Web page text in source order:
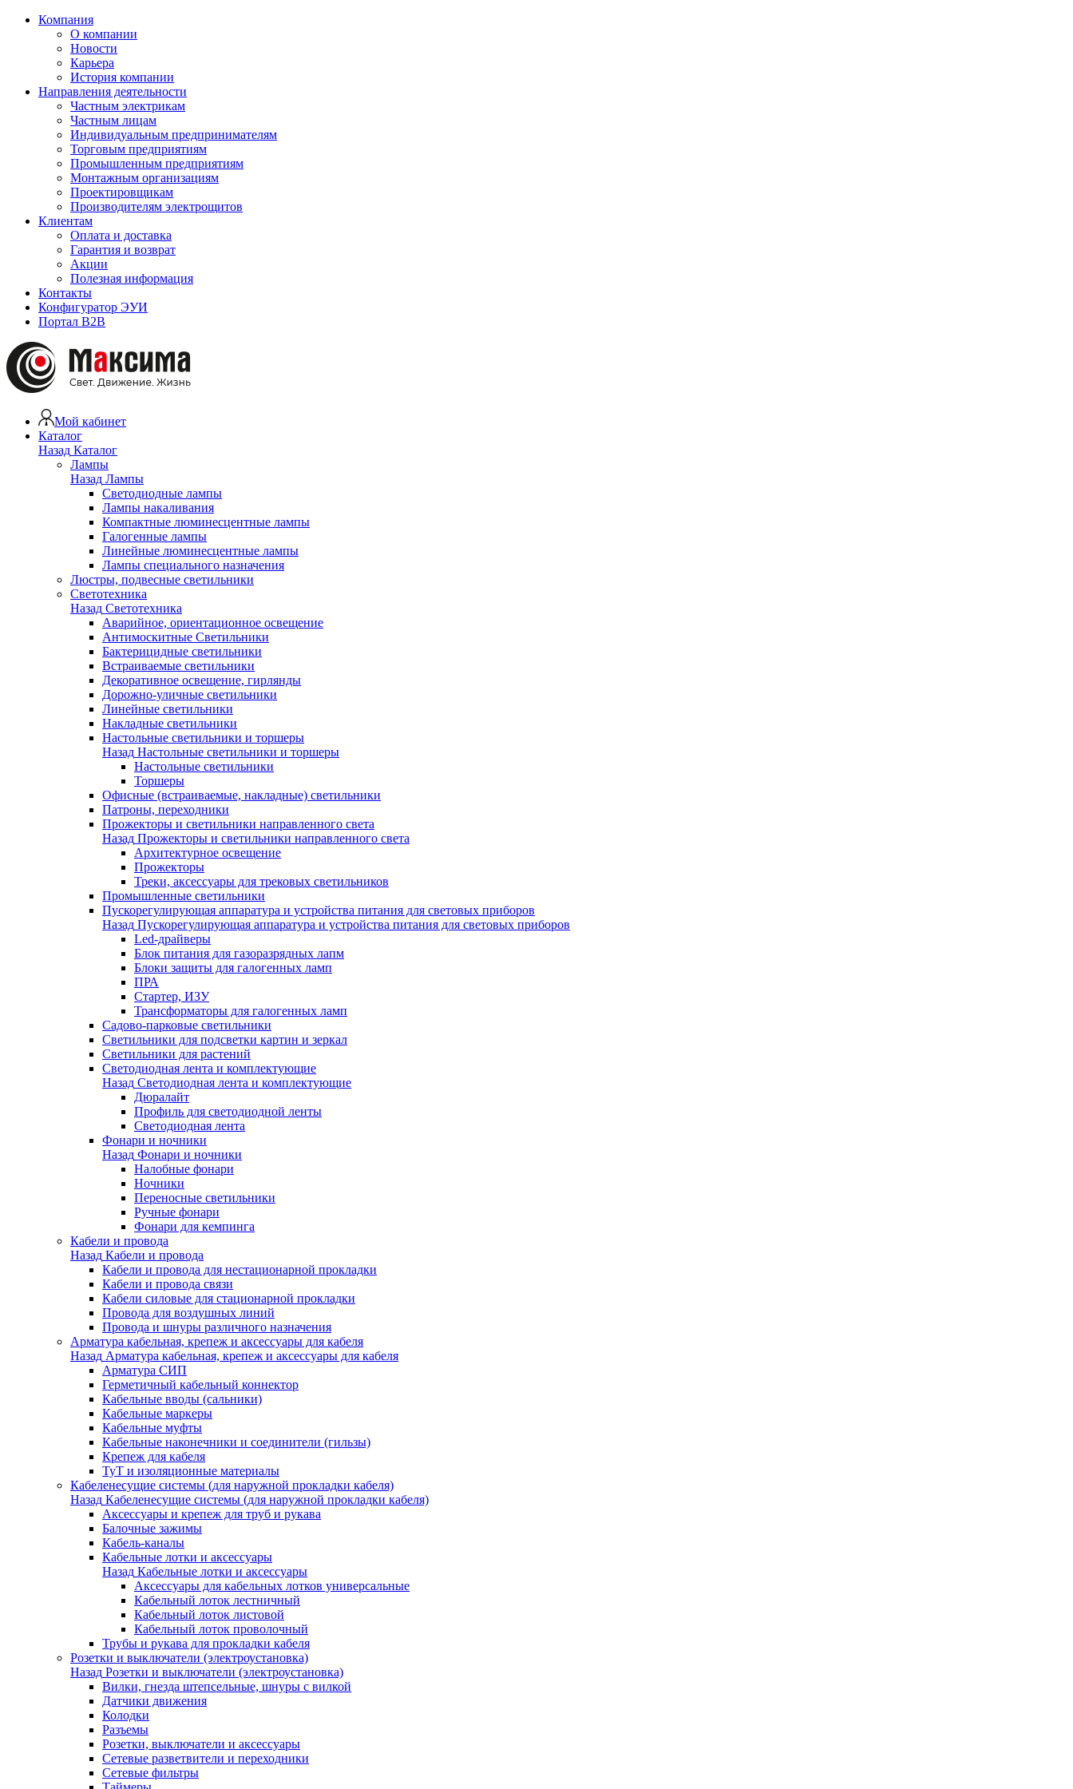
Компания
О компании
Новости
Карьера
История компании
Направления деятельности
Частным электрикам
Частным лицам
Индивидуальным предпринимателям
Торговым предприятиям
Промышленным предприятиям
Монтажным организациям
Проектировщикам
Производителям электрощитов
Клиентам
Оплата и доставка
Гарантия и возврат
Акции
Полезная информация
Контакты
Конфигуратор ЭУИ
Портал B2B
Мой кабинет
Каталог
Назад Каталог
Лампы
Назад Лампы
Светодиодные лампы
Лампы накаливания
Компактные люминесцентные лампы
Галогенные лампы
Линейные люминесцентные лампы
Лампы специального назначения
Люстры, подвесные светильники
Светотехника
Назад Светотехника
Аварийное, ориентационное освещение
Антимоскитные Светильники
Бактерицидные светильники
Встраиваемые светильники
Декоративное освещение, гирлянды
Дорожно-уличные светильники
Линейные светильники
Накладные светильники
Настольные светильники и торшеры
Назад Настольные светильники и торшеры
Настольные светильники
Торшеры
Офисные (встраиваемые, накладные) светильники
Патроны, переходники
Прожекторы и светильники направленного света
Назад Прожекторы и светильники направленного света
Архитектурное освещение
Прожекторы
Треки, аксессуары для трековых светильников
Промышленные светильники
Пускорегулирующая аппаратура и устройства питания для световых приборов
Назад Пускорегулирующая аппаратура и устройства питания для световых приборов
Led-драйверы
Блок питания для газоразрядных лапм
Блоки защиты для галогенных ламп
ПРА
Стартер, ИЗУ
Трансформаторы для галогенных ламп
Садово-парковые светильники
Светильники для подсветки картин и зеркал
Светильники для растений
Светодиодная лента и комплектующие
Назад Светодиодная лента и комплектующие
Дюралайт
Профиль для светодиодной ленты
Светодиодная лента
Фонари и ночники
Назад Фонари и ночники
Налобные фонари
Ночники
Переносные светильники
Ручные фонари
Фонари для кемпинга
Кабели и провода
Назад Кабели и провода
Кабели и провода для нестационарной прокладки
Кабели и провода связи
Кабели силовые для стационарной прокладки
Провода для воздушных линий
Провода и шнуры различного назначения
Арматура кабельная, крепеж и аксессуары для кабеля
Назад Арматура кабельная, крепеж и аксессуары для кабеля
Арматура СИП
Герметичный кабельный коннектор
Кабельные вводы (сальники)
Кабельные маркеры
Кабельные муфты
Кабельные наконечники и соединители (гильзы)
Крепеж для кабеля
ТуТ и изоляционные материалы
Кабеленесущие системы (для наружной прокладки кабеля)
Назад Кабеленесущие системы (для наружной прокладки кабеля)
Аксессуары и крепеж для труб и рукава
Балочные зажимы
Кабель-каналы
Кабельные лотки и аксессуары
Назад Кабельные лотки и аксессуары
Аксессуары для кабельных лотков универсальные
Кабельный лоток лестничный
Кабельный лоток листовой
Кабельный лоток проволочный
Трубы и рукава для прокладки кабеля
Розетки и выключатели (электроустановка)
Назад Розетки и выключатели (электроустановка)
Вилки, гнезда штепсельные, шнуры с вилкой
Датчики движения
Колодки
Разъемы
Розетки, выключатели и аксессуары
Сетевые разветвители и переходники
Сетевые фильтры